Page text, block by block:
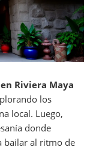
Riviera Maya
los
local. Luego,
donde
bailar al ritmo de